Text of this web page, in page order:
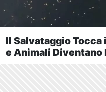
Il Salvataggio Tocca
e Animali Diventano